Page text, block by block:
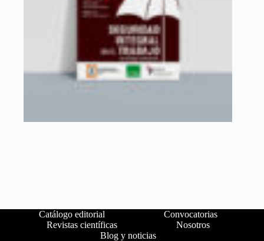
Catálogo editorial
Convocatorias
Revistas científicas
Nosotros
Blog y noticias